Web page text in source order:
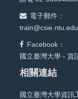
電子郵件：
Facebook：
國立臺灣大學 - 資
相關連結
國立臺灣大學資訊